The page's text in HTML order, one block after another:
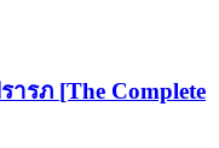
รภ [The Complete